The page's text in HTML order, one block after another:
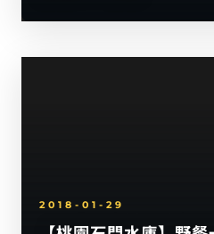
2018-01-29